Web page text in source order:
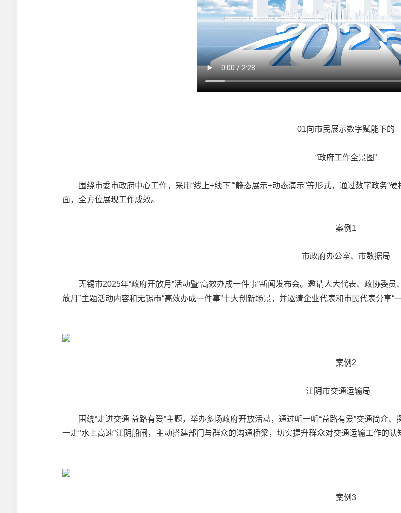
01向市民展示数字赋能下的
“政府工作全景图”
围绕市委市政府中心工作，采用“线上+线下”“静态展示+动态演示”等形式，通过数字政务“硬
面，全方位展现工作成效。
案例1
市政府办公室、市数据局
无锡市2025年“政府开放月”活动暨“高效办成一件事”新闻发布会。邀请人大代表、政协委员
放月”主题活动内容和无锡市“高效办成一件事”十大创新场景，并邀请企业代表和市民代表分享“
案例2
江阴市交通运输局
围绕“走进交通 益路有爱”主题，举办多场政府开放活动，通过听一听“益路有爱”交通简介、
一走“水上高速”江阴船闸，主动搭建部门与群众的沟通桥梁，切实提升群众对交通运输工作的
案例3